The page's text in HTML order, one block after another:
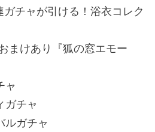
チャが引ける！浴衣コレク
まけあり『狐の窓エモー
ャ
ガチャ
ルガチャ